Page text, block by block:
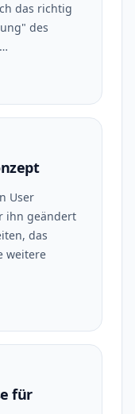
das richtig
des
User
ihn geändert
das
weitere
für